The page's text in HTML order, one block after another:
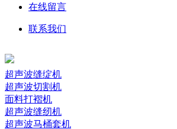
在线留言
联系我们
超声波缝绽机
超声波切割机
面料打褶机
超声波缝纫机
超声波马桶套机